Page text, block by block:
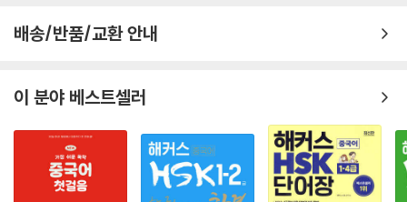
실전모의고사 제1회
정답
실전모의고사 제2회
배송/반품/교환 안내
이 분야 베스트셀러